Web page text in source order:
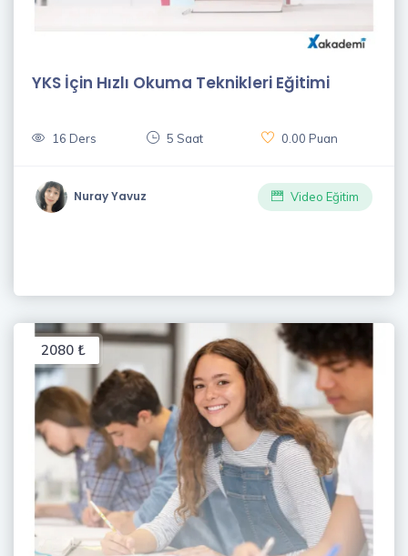
YKS İçin Hızlı Okuma Teknikleri Eğitimi
16 Ders 5 Saat 0.00 Puan
Nuray Yavuz Video Eğitim
2080 ₺